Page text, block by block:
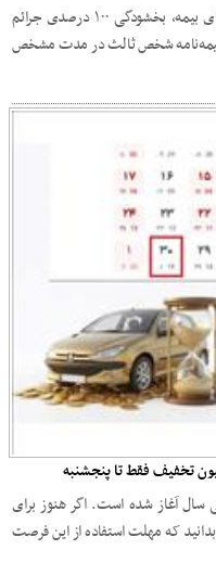
بیمه مرکزی در نامه‌ای به مدیران عامل شرکت‌های بیمه، بخشودگی ۱۰۰ درصدی جرائم
بیمه‌نامه شخص ثالث در مدت مشخص
آغاز شده است. اگر هنوز برای
بدانید که مهلت استفاده از این فرصت